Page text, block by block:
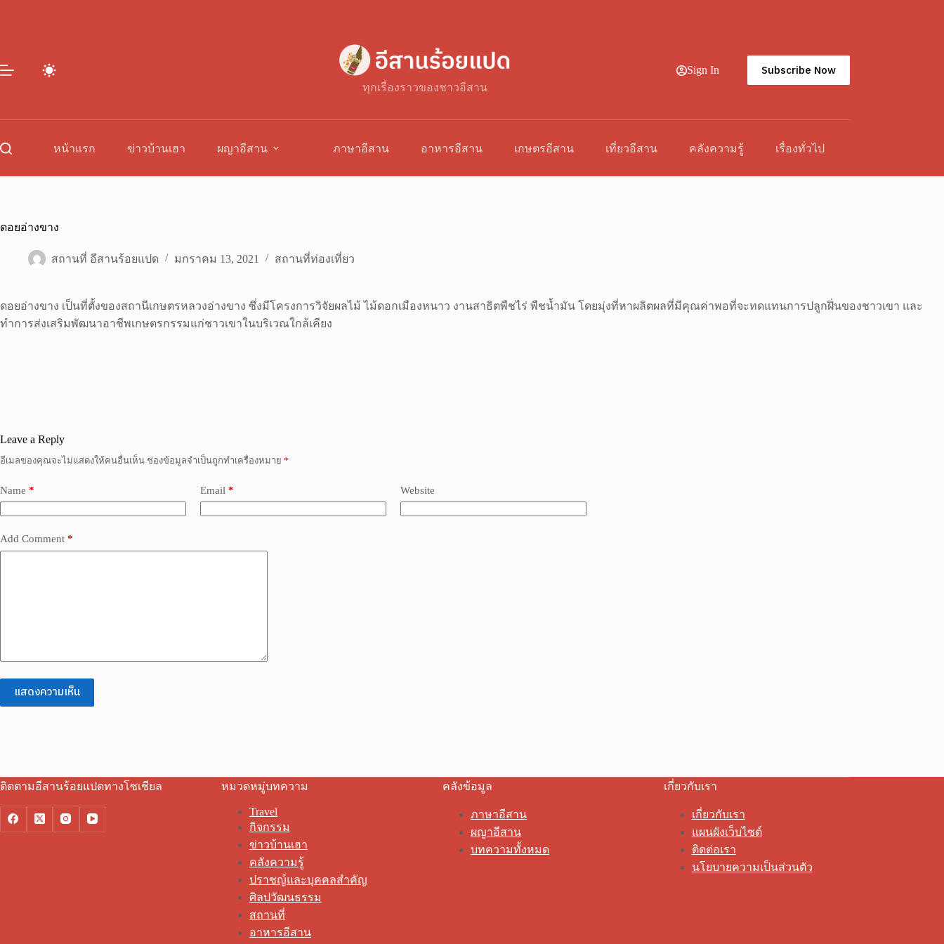
ทุกเรื่องราวของชาวอีสาน
Sign In Subscribe Now
หน้าแรก ข่าวบ้านเฮา ผญาอีสาน ภาษาอีสาน อาหารอีสาน เกษตรอีสาน เที่ยวอีสาน คลังความรู้ เรื่องทั่วไป
ดอยอ่างขาง
สถานที่ อีสานร้อยแปด มกราคม 13, 2021 สถานที่ท่องเที่ยว
ดอยอ่างขาง เป็นที่ตั้งของสถานีเกษตรหลวงอ่างขาง ซึ่งมีโครงการวิจัยผลไม้ ไม้ดอกเมืองหนาว งานสาธิตพืชไร่ พืชน้ำมัน โดยมุ่งที่หาผลิตผลที่มีคุณค่าพอที่จะทดแทนการปลูกฝิ่นของชาวเขา และ
ทำการส่งเสริมพัฒนาอาชีพเกษตรกรรมแก่ชาวเขาในบริเวณใกล้เคียง
Leave a Reply
อีเมลของคุณจะไม่แสดงให้คนอื่นเห็น ช่องข้อมูลจำเป็นถูกทำเครื่องหมาย *
Name * Email * Website
Add Comment *
แสดงความเห็น
ติดตามอีสานร้อยแปดทางโซเชียล หมวดหมู่บทความ
Travel
กิจกรรม
ข่าวบ้านเฮา
คลังความรู้
ปราชญ์และบุคคลสำคัญ
ศิลปวัฒนธรรม
สถานที่
อาหารอีสาน
คลังข้อมูล
ภาษาอีสาน
ผญาอีสาน
บทความทั้งหมด
เกี่ยวกับเรา
เกี่ยวกับเรา
แผนผังเว็บไซต์
ติดต่อเรา
นโยบายความเป็นส่วนตัว